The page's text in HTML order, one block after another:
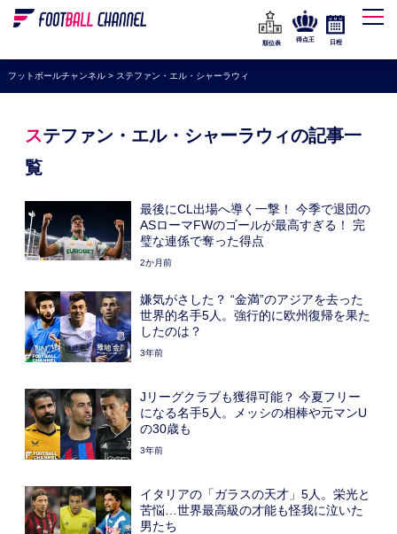
WEリーグ
海外サッカー
プレミアリーグ
ラ・リーガ
UEFA
ナショナルチーム
動画
順位表
得点王 日程
フットボールチャンネル> ステファン・エル・シャーラウィ
ステファン・エル・シャーラウィの記事一
覧
最後にCL出場へ導く一撃！ 今季で退団の
ASローマFWのゴールが最高すぎる！ 完
璧な連係で奪った得点
2か月前
嫌気がさした？ “金満”のアジアを去った
世界的名手5人。強行的に欧州復帰を果た
したのは？
3年前
Jリーグクラブも獲得可能？ 今夏フリー
になる名手5人。メッシの相棒や元マンU
の30歳も
3年前
イタリアの「ガラスの天才」5人。栄光と
苦悩…世界最高級の才能も怪我に泣いた
男たち